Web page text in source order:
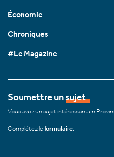
Économie
Chroniques
#Le Magazine
Soumettre un sujet
Vous avez un sujet intéressant en
Complétez leformulaire